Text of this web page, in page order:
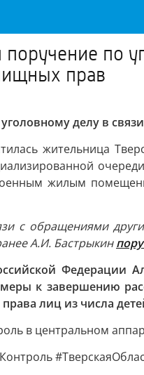
по
прав
делу в
жительница
жилым
с обращениями
А.И. Бастрыкин
к завершению
лиц из числа
в центральном